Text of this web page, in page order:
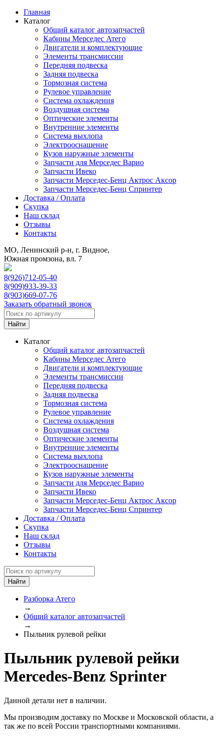
Главная
Каталог
Общий каталог автозапчастей
Кабины Мерседес Атего
Двигатели и комплектующие
Элементы трансмиссии
Передняя подвеска
Задняя подвеска
Тормозная сиcтема
Рулевое управление
Система охлаждения
Воздушная система
Оптические элементы
Внутренние элементы
Система выхлопа
Электрооснащение
Кузов наружные элементы
Запчасти для Мерседес Варио
Запчасти Ивеко
Запчасти Мерседес-Бенц Актрос Аксор
Запчасти Мерседес-Бенц Спринтер
Доставка / Оплата
Скупка
Наш склад
Отзывы
Контакты
МО, Ленинский р-н, г. Видное,
Южная промзона, вл. 7
8(926)712-05-40
8(909)933-39-33
8(903)669-07-76
Заказать обратный звонок
Каталог
Общий каталог автозапчастей
Кабины Мерседес Атего
Двигатели и комплектующие
Элементы трансмиссии
Передняя подвеска
Задняя подвеска
Тормозная сиcтема
Рулевое управление
Система охлаждения
Воздушная система
Оптические элементы
Внутренние элементы
Система выхлопа
Электрооснащение
Кузов наружные элементы
Запчасти для Мерседес Варио
Запчасти Ивеко
Запчасти Мерседес-Бенц Актрос Аксор
Запчасти Мерседес-Бенц Спринтер
Доставка / Оплата
Скупка
Наш склад
Отзывы
Контакты
Разборка Атего
→
Общий каталог автозапчастей
→
Пыльник рулевой рейки
Пыльник рулевой рейки
Mercedes-Benz Sprinter
Данной детали нет в наличии.
Мы производим доставку по Москве и Московской области, а
так же по всей России транспортными компаниями.